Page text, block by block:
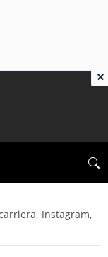
Instagram,
×